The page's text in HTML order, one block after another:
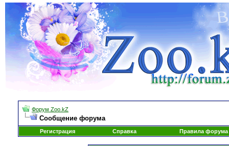
Форум Zoo.kZ
Сообщение форума
Регистрация Справка Правила форума